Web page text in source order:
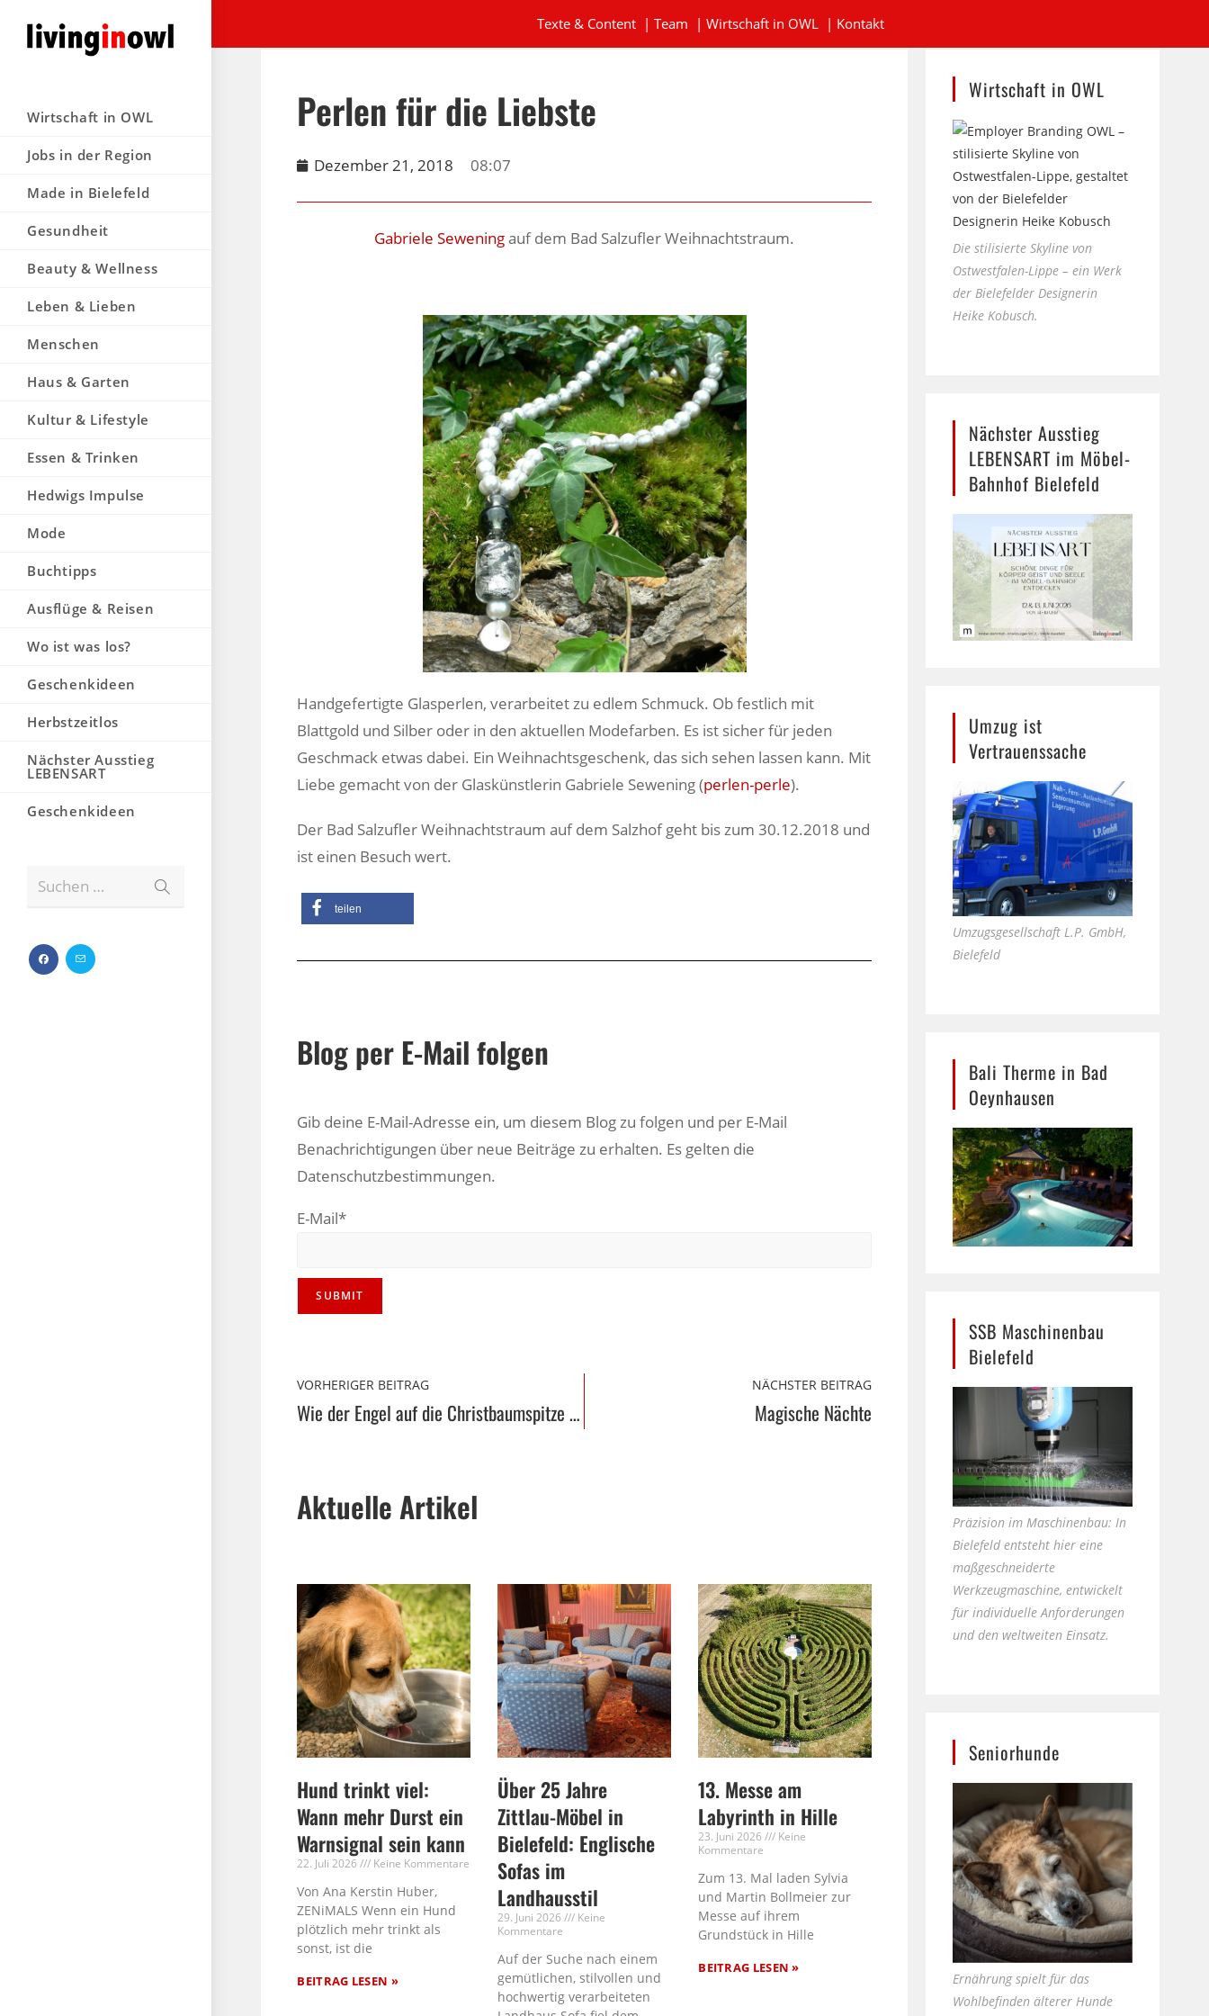
Texte & Content| Team | Wirtschaft in OWL| Kontakt
Wirtschaft in OWL
Jobs in der Region
Made in Bielefeld
Gesundheit
Beauty & Wellness
Leben & Lieben
Menschen
Haus & Garten
Kultur & Lifestyle
Essen & Trinken
Hedwigs Impulse
Mode
Buchtipps
Ausflüge & Reisen
Wo ist was los?
Geschenkideen
Herbstzeitlos
Nächster Ausstieg
LEBENSART
Geschenkideen
Suchen …
Perlen für die Liebste
Dezember 21, 2018 08:07
Gabriele Seweningauf dem Bad Salzufler Weihnachtstraum.
Handgefertigte Glasperlen, verarbeitet zu edlem Schmuck. Ob festlich mit
Blattgold und Silber oder in den aktuellen Modefarben. Es ist sicher für jeden
Geschmack etwas dabei. Ein Weihnachtsgeschenk, das sich sehen lassen kann. Mit
Liebe gemacht von der Glaskünstlerin Gabriele Sewening (perlen-perle).
Der Bad Salzufler Weihnachtstraum auf dem Salzhof geht bis zum 30.12.2018 und
ist einen Besuch wert.
teilen
Blog per E-Mail folgen
Gib deine E-Mail-Adresse ein, um diesem Blog zu folgen und per E-Mail
Benachrichtigungen über neue Beiträge zu erhalten. Es gelten die
Datenschutzbestimmungen.
E-Mail*
VORHERIGER BEITRAG
Wie der Engel auf die Christbaumspitze kam …
NÄCHSTER BEITRAG
Magische Nächte
Aktuelle Artikel
Hund trinkt viel:
Wann mehr Durst ein
Warnsignal sein kann
22. Juli 2026 Keine Kommentare
Von Ana Kerstin Huber,
ZENiMALS Wenn ein Hund
plötzlich mehr trinkt als
sonst, ist die
BEITRAG LESEN »
Über 25 Jahre
Zittlau-Möbel in
Bielefeld: Englische
Sofas im
Landhausstil
29. Juni 2026
Keine
Kommentare
Auf der Suche nach einem
gemütlichen, stilvollen und
hochwertig verarbeiteten
13. Messe am
Labyrinth in Hille
23. Juni 2026
Keine
Kommentare
Zum 13. Mal laden Sylvia
und Martin Bollmeier zur
Messe auf ihrem
Grundstück in Hille
BEITRAG LESEN »
Wirtschaft in OWL
Die stilisierte Skyline von
Ostwestfalen-Lippe – ein Werk
der Bielefelder Designerin
Heike Kobusch.
Nächster Ausstieg
LEBENSART im Möbel-
Bahnhof Bielefeld
Umzug ist
Vertrauenssache
Umzugsgesellschaft L.P. GmbH,
Bielefeld
Bali Therme in Bad
Oeynhausen
SSB Maschinenbau
Bielefeld
Präzision im Maschinenbau: In
Bielefeld entsteht hier eine
maßgeschneiderte
Werkzeugmaschine, entwickelt
für individuelle Anforderungen
und den weltweiten Einsatz.
Seniorhunde
Ernährung spielt für das
Wohlbefinden älterer Hunde